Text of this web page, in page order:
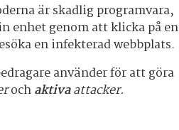
är skadlig programvara,
enhet genom att klicka på en
en infekterad webbplats.
använder för att göra
ochaktivaattacker.